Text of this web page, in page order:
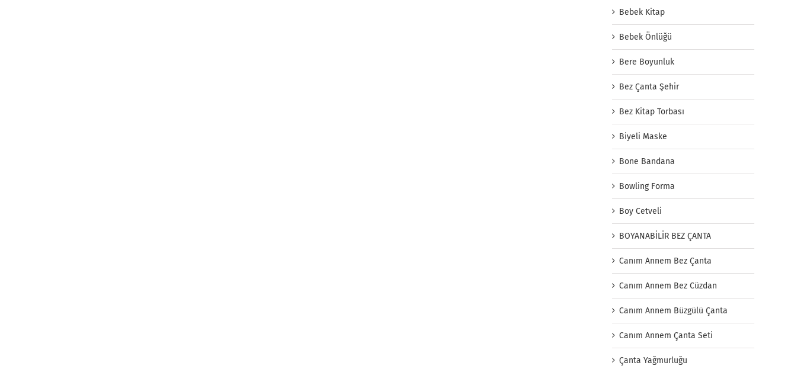
Bebek Kitap
Bebek Önlüğü
Bere Boyunluk
Bez Çanta Şehir
Bez Kitap Torbası
Biyeli Maske
Bone Bandana
Bowling Forma
Boy Cetveli
BOYANABİLİR BEZ ÇANTA
Canım Annem Bez Çanta
Canım Annem Bez Cüzdan
Canım Annem Büzgülü Çanta
Canım Annem Çanta Seti
Çanta Yağmurluğu